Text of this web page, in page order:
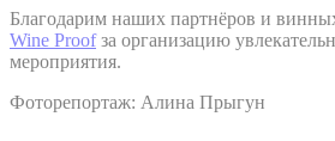
Подтвердить выбор
Благодарим наших партнёров и
Wine Proofза организацию
мероприятия.
Фоторепортаж: Алина Прыгун